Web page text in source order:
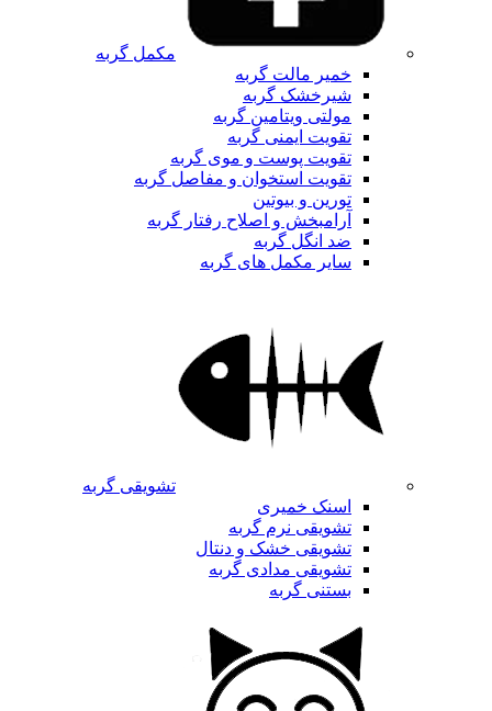
مکمل گربه
خمیر مالت گربه
شیرخشک گربه
مولتی ویتامین گربه
تقویت ایمنی گربه
تقویت پوست و موی گربه
تقویت استخوان و مفاصل گربه
تورین و بیوتین
آرامبخش و اصلاح رفتار گربه
ضد انگل گربه
سایر مکمل های گربه
تشویقی گربه
اسنک خمیری
تشویقی نرم گربه
تشویقی خشک و دنتال
تشویقی مدادی گربه
بستنی گربه